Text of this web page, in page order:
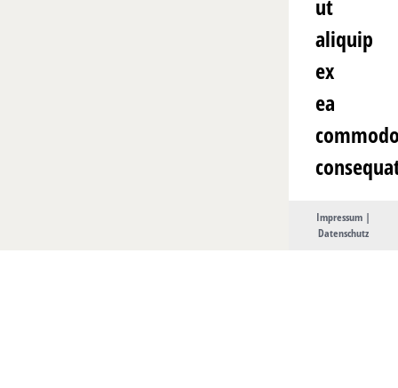
ut
aliquip
ex
ea
Impressum |
Datenschutz